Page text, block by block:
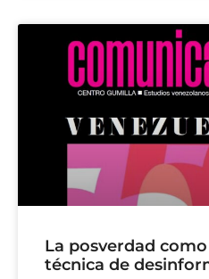
La posverdad
técnica de